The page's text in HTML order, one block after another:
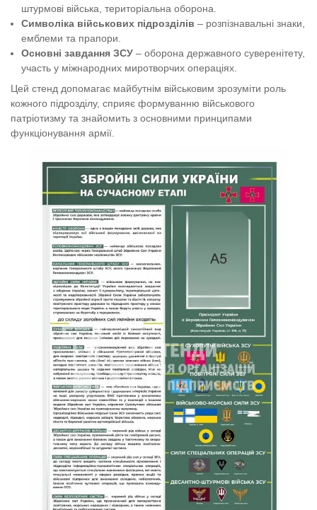
штурмові війська, територіальна оборона.
Символіка військових підрозділів – розпізнавальні знаки,
емблеми та прапори.
Основні завдання ЗСУ – оборона державного суверенітету,
участь у міжнародних миротворчих операціях.
Цей стенд допомагає майбутнім військовим зрозуміти роль
кожного підрозділу, сприяє формуванню військового
патріотизму та знайомить з основними принципами
функціонування армії.